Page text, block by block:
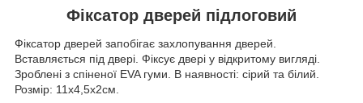
Фіксатор дверей підлоговий
Фіксатор дверей запобігає захлопування дверей.
Вставляється під двері. Фіксує двері у відкритому вигляді.
Зроблені з спіненої EVA гуми. В наявності: сірий та білий.
Розмір: 11х4,5х2см.